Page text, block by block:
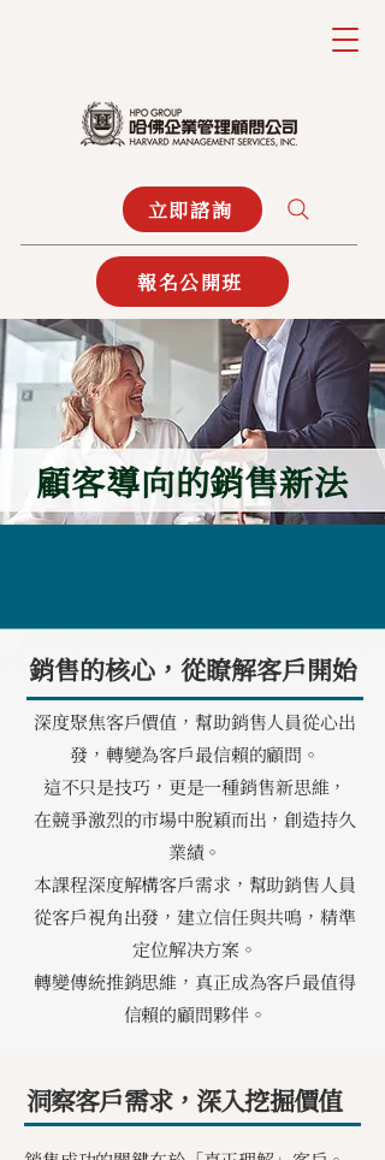
立即諮詢
報名公開班
顧客導向的銷售新法
銷售的核心，從瞭解客戶開始
深度聚焦客戶價值，幫助銷售人員從心出
發，轉變為客戶最信賴的顧問。
這不只是技巧，更是一種銷售新思維，
在競爭激烈的市場中脫穎而出，創造持久
業績。
本課程深度解構客戶需求，幫助銷售人員
從客戶視角出發， 建立信任與共鳴，精準
定位解决方案。
轉變傳統推銷思維，真正成為客戶最值得
信賴的顧問夥伴。
洞察客戶需求，深入挖掘價值